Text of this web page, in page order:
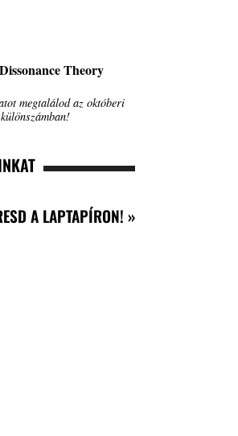
Theory
megtalálod az októberi
A LAPTAPÍRON! »